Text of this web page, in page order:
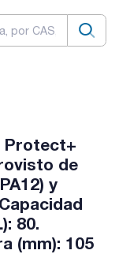
Protect+
de
y
80.
(mm): 105